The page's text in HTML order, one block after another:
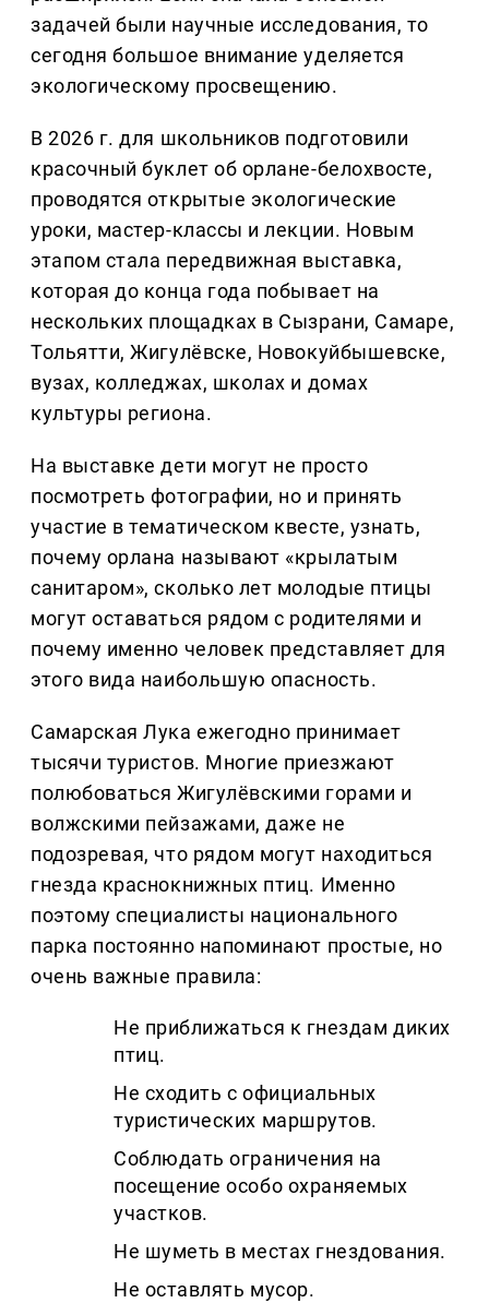
задачей были научные исследования, то
сегодня большое внимание уделяется
экологическому просвещению.
В 2026 г. для школьников подготовили
красочный буклет об орлане-белохвосте,
проводятся открытые экологические
уроки, мастер-классы и лекции. Новым
этапом стала передвижная выставка,
которая до конца года побывает на
нескольких площадках в Сызрани, Самаре,
Тольятти, Жигулёвске, Новокуйбышевске,
вузах, колледжах, школах и домах
культуры региона.
На выставке дети могут не просто
посмотреть фотографии, но и принять
участие в тематическом квесте, узнать,
почему орлана называют «крылатым
санитаром», сколько лет молодые птицы
могут оставаться рядом с родителями и
почему именно человек представляет для
этого вида наибольшую опасность.
Самарская Лука ежегодно принимает
тысячи туристов. Многие приезжают
полюбоваться Жигулёвскими горами и
волжскими пейзажами, даже не
подозревая, что рядом могут находиться
гнезда краснокнижных птиц. Именно
поэтому специалисты национального
парка постоянно напоминают простые, но
очень важные правила:
Не приближаться к гнездам диких
птиц.
Не сходить с официальных
туристических маршрутов.
Соблюдать ограничения на
посещение особо охраняемых
участков.
Не шуметь в местах гнездования.
Не оставлять мусор.